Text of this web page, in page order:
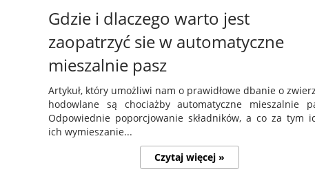
Gdzie i dlaczego warto jest
zaopatrzyć sie w automatyczne
mieszalnie pasz
Artykuł, który umożliwi nam o prawidłowe dbanie o
hodowlane są chociażby automatyczne mieszalnie
Odpowiednie poporcjowanie składników, a co za tym
ich wymieszanie...
Czytaj więcej »